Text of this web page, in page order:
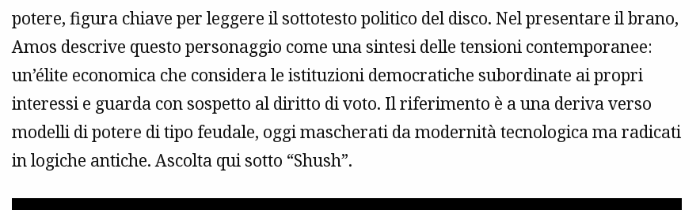
potere, figura chiave per leggere il sottotesto politico del disco. Nel presentare il brano,
Amos descrive questo personaggio come una sintesi delle tensioni contemporanee:
un’élite economica che considera le istituzioni democratiche subordinate ai propri
interessi e guarda con sospetto al diritto di voto. Il riferimento è a una deriva verso
modelli di potere di tipo feudale, oggi mascherati da modernità tecnologica ma radicati
in logiche antiche. Ascolta qui sotto “Shush”.